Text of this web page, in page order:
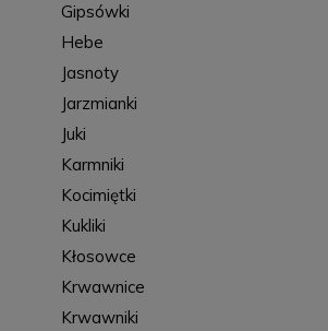
Gipsówki
Hebe
Jasnoty
Jarzmianki
Juki
Karmniki
Kocimiętki
Kukliki
Kłosowce
Krwawnice
Krwawniki